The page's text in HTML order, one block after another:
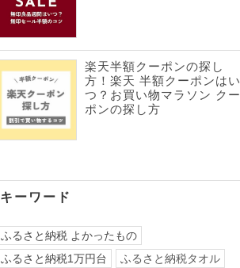
楽天半額クーポンの探し
方！楽天 半額クーポンはい
つ？お買い物マラソン クー
ポンの探し方
キーワード
ふるさと納税 よかったもの
ふるさと納税1万円台
ふるさと納税タオル